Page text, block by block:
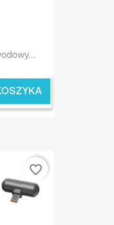
favorite_border